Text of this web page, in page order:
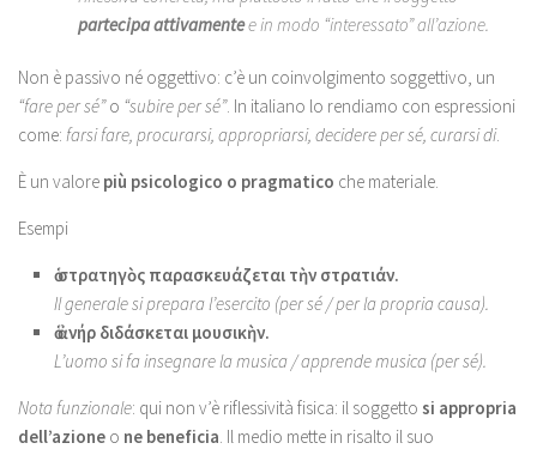
partecipa attivamentee in modo “interessato” all’azione.
Non è passivo né oggettivo: c’è un coinvolgimento soggettivo, un
“fare per sé”o “subire per sé”. In italiano lo rendiamo con espressioni
come: farsi fare, procurarsi, appropriarsi, decidere per sé, curarsi di.
È un valore più psicologico o pragmatico che materiale.
Esempi
ὁ στρατηγὸς παρασκευάζεται τὴν στρατιάν.
Il generale si prepara l’esercito (per sé / per la propria causa).
ὁ ἀνήρ διδάσκεται μουσικὴν.
L’uomo si fa insegnare la musica / apprende musica (per sé).
Nota funzionale: qui non v’è riflessività fisica: il soggetto si appropria
dell’azione o ne beneficia. Il medio mette in risalto il suo